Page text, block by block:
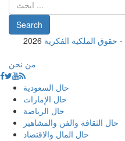
2026 -
من نحن
حال السعودية
حال الإمارات
حال الرياضة
حال الثقافة والفن والمشاهير
حال المال والاقتصاد